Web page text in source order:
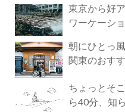
東京から好
ワーケーシ
朝にひとっ
関東のおす
ちょっとそ
ら40分、知